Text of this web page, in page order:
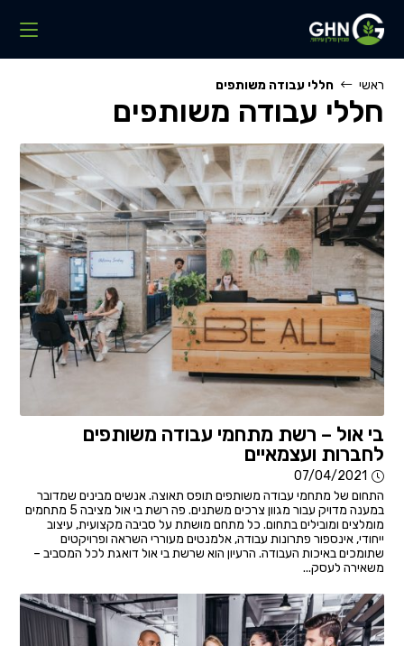
content
ראשי חללי עבודה משותפים
חללי עבודה משותפים
בי אול – רשת מתחמי עבודה משותפים
לחברות ועצמאיים
07/04/2021
התחום של מתחמי עבודה משותפים תופס תאוצה. אנשים מבינים שמדובר
במענה מדויק עבור מגוון צרכים משתנים. פה רשת בי אול מציבה 5 מתחמים
מומלצים ומובילים בתחום. כל מתחם מושתת על סביבה מקצועית, עיצוב
ייחודי, אינספור פתרונות עבודה, אלמנטים מעוררי השראה ופרויקטים
שתומכים באיכות העבודה. הרעיון הוא שרשת בי אול דואגת לכל המסביב –
משאירה לעסק...